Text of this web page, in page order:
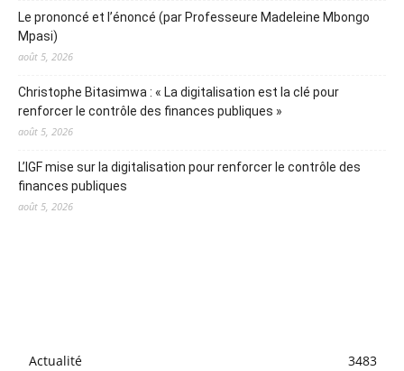
Le prononcé et l’énoncé (par Professeure Madeleine Mbongo
Mpasi)
août 5, 2026
Christophe Bitasimwa : « La digitalisation est la clé pour
renforcer le contrôle des finances publiques »
août 5, 2026
L’IGF mise sur la digitalisation pour renforcer le contrôle des
finances publiques
août 5, 2026
Actualité
3483